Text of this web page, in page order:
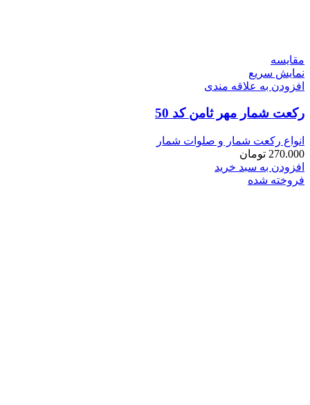
مقايسه
نمایش سریع
افزودن به علاقه مندی
رکعت شمار مهر ثامن کد 50
انواع رکعت شمار و صلوات شمار
270.000 تومان
افزودن به سبد خرید
فروخته شده